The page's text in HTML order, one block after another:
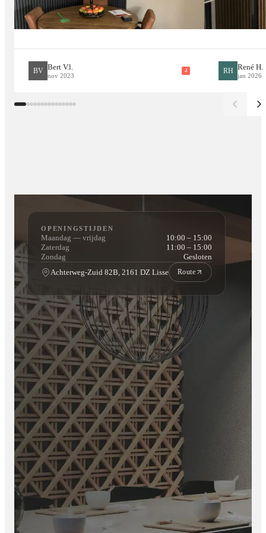
hoekprofielen verkrijgbaar in dezelfde kleur als de
gevelpanelen. Hiermee werkt u hoeken en randen perfect af
Waarom Kiezen voor compositie
Bestand tegen regen, vorst en UV-straling
Rot en splintert niet
Eenvoudig schoon te maken
Onderhoudsarm en duurzaam
Ideaal voor langdurig buitengebruik
Zo geniet u van een prachtige gevel zonder zorgen of intensief
onderhoud.
Belangrijk om te weten :
U heeft gemiddeld 10 schroeven per paneel nodig.
Totale breedte paneel:22 cm
Zichtbare breedte na montage:
ongeveer 20 cm
Het overige gedeelte wordt gebruikt voor overlap en
bevestiging van panelen
BV Bert V.l.
nov 2023
J RH René H.
jan 2026
OPENINGSTIJDEN
Maandag — vrijdag
10:00 – 15:00
Zaterdag
11:00 – 15:00
Zondag
Gesloten
Achterweg-Zuid 82B, 2161 DZ Lisse
Route